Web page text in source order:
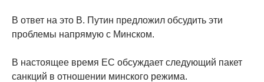
В ответ на это В. Путин предложил обсудить эти
проблемы напрямую с Минском.
В настоящее время ЕС обсуждает следующий пакет
санкций в отношении минского режима.